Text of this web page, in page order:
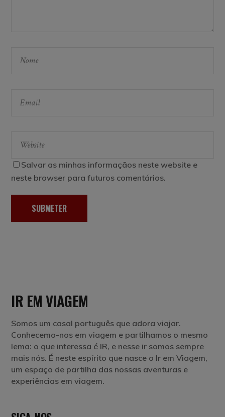
Salvar as minhas informaçãos neste website e
neste browser para futuros comentários.
SUBMETER
IR EM VIAGEM
Somos um casal português que adora viajar.
Conhecemo-nos em viagem e partilhamos o mesmo
lema: o que interessa é IR, e nesse ir somos sempre
mais nós. É neste espírito que nasce o Ir em Viagem,
um espaço de partilha das nossas aventuras e
experiências em viagem.